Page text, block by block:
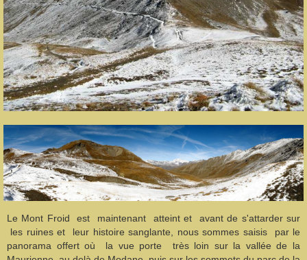
Le Mont Froid est maintenant atteint et avant de s'attarder sur
les ruines et leur histoire sanglante, nous sommes saisis par le
panorama offert où la vue porte très loin sur la vallée de la